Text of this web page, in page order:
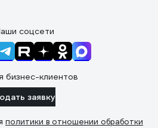
соцсети
бизнес-клиентов
заявку
политики в отношении обработки